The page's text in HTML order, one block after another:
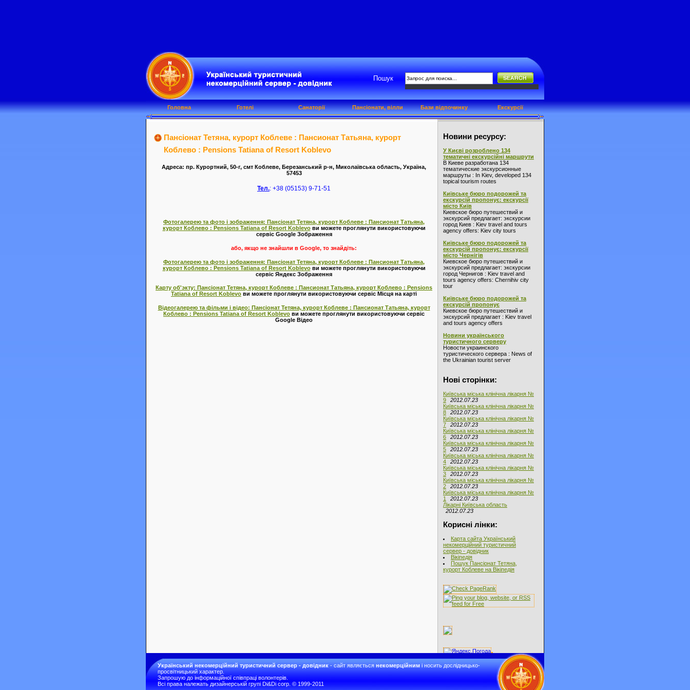
Новини ресурсу:
У Києві розроблено 134
тематичні екскурсійні маршрути
В Киеве разработана 134
тематические экскурсионные
маршруты : In Kiev, developed 134
topical tourism routes
Київське бюро подорожей та
екскурсій пропонує: екскурсії
місто Київ
Киевское бюро путешествий и
экскурсий предлагает: экскурсии
город Киев : Kiev travel and tours
agency offers: Kiev city tours
Київське бюро подорожей та
екскурсій пропонує: екскурсії
місто Чернігів
Киевское бюро путешествий и
экскурсий предлагает: экскурсии
город Чернигов : Kiev travel and
tours agency offers: Chernihiv city
tour
Київське бюро подорожей та
екскурсій пропонує
Киевское бюро путешествий и
экскурсий предлагает : Kiev travel
and tours agency offers
Новини українського
туристичного серверу
Новости украинского
туристического сервера : News of
the Ukrainian tourist server
Нові сторінки:
Київська міська клінічна лікарня №
9
2012.07.23
Київська міська клінічна лікарня №
8
2012.07.23
Київська міська клінічна лікарня №
7
2012.07.23
Київська міська клінічна лікарня №
6
2012.07.23
Київська міська клінічна лікарня №
5
2012.07.23
Київська міська клінічна лікарня №
4
2012.07.23
Київська міська клінічна лікарня №
3
2012.07.23
Київська міська клінічна лікарня №
2
2012.07.23
Київська міська клінічна лікарня №
1
2012.07.23
Лікарні Київська область
2012.07.23
Корисні лінки:
Карта сайта Український
некомерційний туристичний
сервер - довідник
Вікіпедія
Пошук Пансіонат Тетяна,
курорт Коблеве на Вікіпедія
Пансіонат Тетяна, курорт Коблеве : Пансионат Татьяна, курорт
Коблево : Pensions Tatiana of Resort Koblevo
Адреса: пр. Курортний, 50-г, смт Коблеве, Березанський р-н, Миколаївська область, Україна,
57453
Тел.: +38 (05153) 9-71-51
Фотогалерею та фото і зображення: Пансіонат Тетяна, курорт Коблеве : Пансионат Татьяна,
курорт Коблево : Pensions Tatiana of Resort Koblevoви можете проглянути використовуючи
сервіс Google Зображення
або, якщо не знайшли в Google, то знайдіть:
Фотогалерею та фото і зображення: Пансіонат Тетяна, курорт Коблеве : Пансионат Татьяна,
курорт Коблево : Pensions Tatiana of Resort Koblevoви можете проглянути використовуючи
сервіс Яндекс Зображення
Карту об'экту: Пансіонат Тетяна, курорт Коблеве : Пансионат Татьяна, курорт Коблево : Pensions
Tatiana of Resort Koblevo ви можете проглянути використовуючи сервіс Місця на карті
Відеогалерею та фільми і відео: Пансіонат Тетяна, курорт Коблеве : Пансионат Татьяна, курорт
Коблево : Pensions Tatiana of Resort Koblevo ви можете проглянути використовуючи сервіс
Google Відео
Пошук
Головна Готелі Санаторії Пансіонати, вілли Бази відпочинку Екскурсії
Український некомерційний туристичний сервер - довідник- сайт являєтьсянекомерційнимі носить дослідницько-
просвітницький характер.
Запрошую до інформаційної співпраці волонтерів.
Всі права належать дизайнерській групі Di&Di corp. © 1999-2011